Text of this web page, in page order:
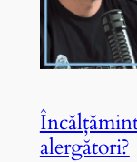
alergători?